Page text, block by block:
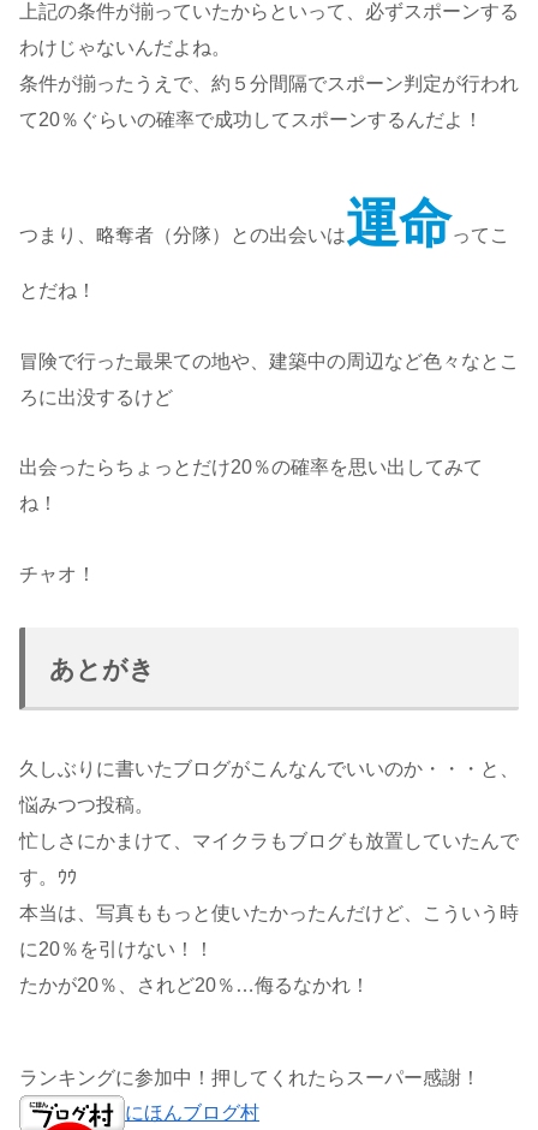
上記の条件が揃っていたからといって、必ずスポーンする
わけじゃないんだよね。
条件が揃ったうえで、約５分間隔でスポーン判定が行われ
て20％ぐらいの確率で成功してスポーンするんだよ！
つまり、略奪者（分隊）との出会いは運命ってこ
とだね！
冒険で行った最果ての地や、建築中の周辺など色々なとこ
ろに出没するけど
出会ったらちょっとだけ20％の確率を思い出してみて
ね！
チャオ！
あとがき
久しぶりに書いたブログがこんなんでいいのか・・・と、
悩みつつ投稿。
忙しさにかまけて、マイクラもブログも放置していたんで
す。ｳｳ
本当は、写真ももっと使いたかったんだけど、こういう時
に20％を引けない！！
たかが20％、されど20％…侮るなかれ！
ランキングに参加中！押してくれたらスーパー感謝！
にほんブログ村